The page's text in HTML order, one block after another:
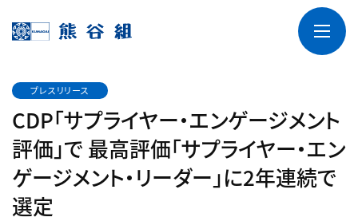
プレスリリース
CDP「サプライヤー・エンゲージメント
評価」で 最高評価「サプライヤー・エン
ゲージメント・リーダー」に2年連続で
選定